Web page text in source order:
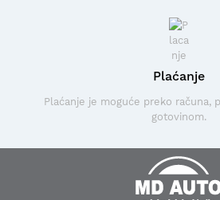
Plaćanje
Plaćanje je moguće preko računa,
gotovinom.